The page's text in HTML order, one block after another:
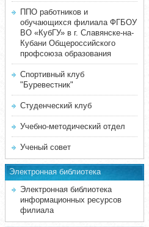
ППО работников и
обучающихся филиала ФГБОУ
ВО «КубГУ» в г. Славянске-на-
Кубани Общероссийского
профсоюза образования
Спортивный клуб
"Буревестник"
Студенческий клуб
Учебно-методический отдел
Ученый совет
Электронная библиотека
Электронная библиотека
информационных ресурсов
филиала